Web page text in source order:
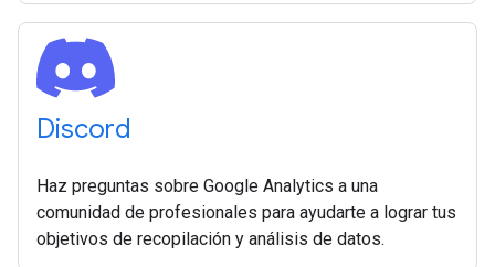
Discord
Haz preguntas sobre Google Analytics a una
comunidad de profesionales para ayudarte a lograr tus
objetivos de recopilación y análisis de datos.